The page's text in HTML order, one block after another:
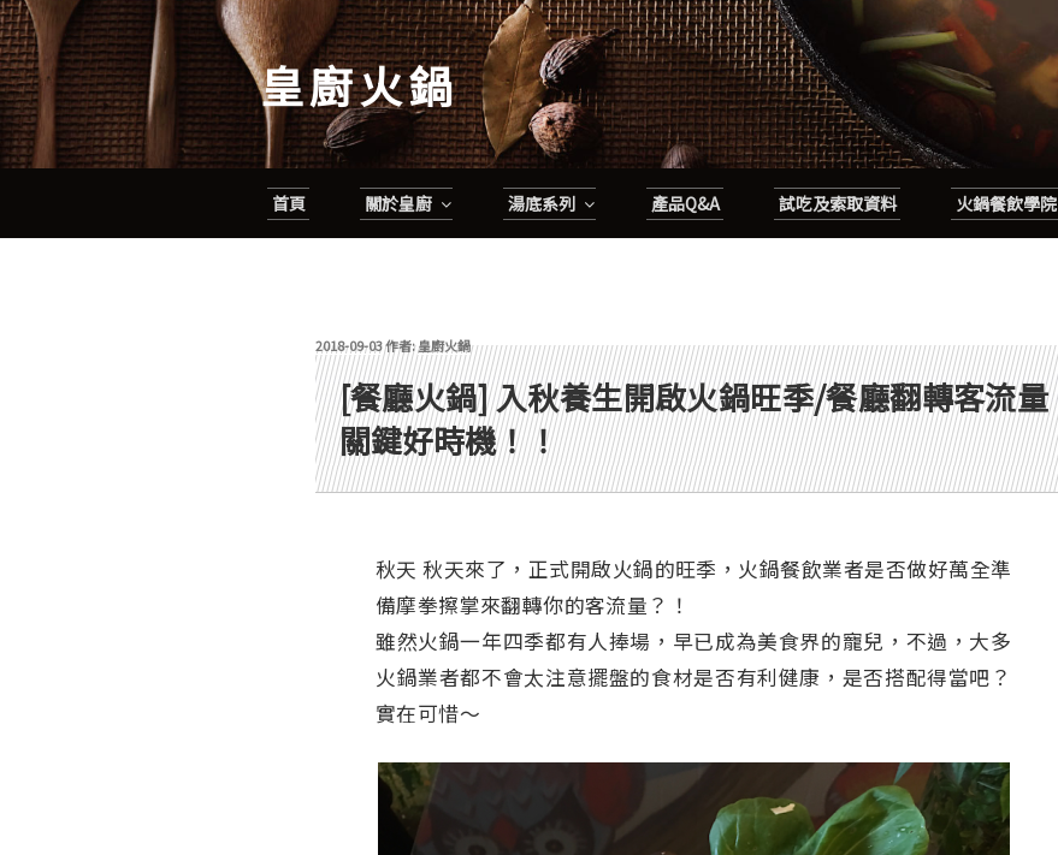
跳
至
主
要
內
容
皇廚火鍋
首頁 關於皇廚 湯底系列 產品Q&A 試吃及索取資料 火鍋餐飲學院
發佈於
2018-09-03作者:皇廚火鍋
[餐廳火鍋] 入秋養生開啟火鍋旺季/餐廳翻轉客流量
關鍵好時機！！
秋天 秋天來了，正式開啟火鍋的旺季，火鍋餐飲業者是否做好萬全準
備摩拳擦掌來翻轉你的客流量？！
雖然火鍋一年四季都有人捧場，早已成為美食界的寵兒，不過，大多
火鍋業者都不會太注意擺盤的食材是否有利健康，是否搭配得當吧？
實在可惜～